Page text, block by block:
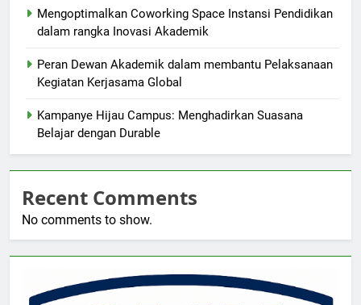
Mengoptimalkan Coworking Space Instansi Pendidikan
dalam rangka Inovasi Akademik
Peran Dewan Akademik dalam membantu Pelaksanaan
Kegiatan Kerjasama Global
Kampanye Hijau Campus: Menghadirkan Suasana
Belajar dengan Durable
Recent Comments
No comments to show.